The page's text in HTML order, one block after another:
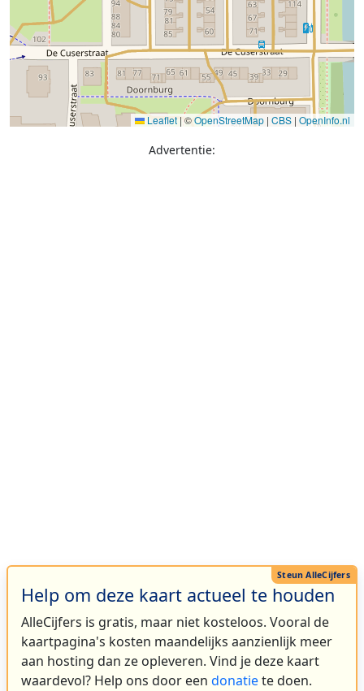
Leaflet | ©OpenStreetMap | CBS | OpenInfo.nl
Advertentie:
Help om deze kaart actueel te houden
AlleCijfers is gratis, maar niet kosteloos. Vooral de
kaartpagina's kosten maandelijks aanzienlijk meer
aan hosting dan ze opleveren. Vind je deze kaart
waardevol? Help ons door een donatiete doen.